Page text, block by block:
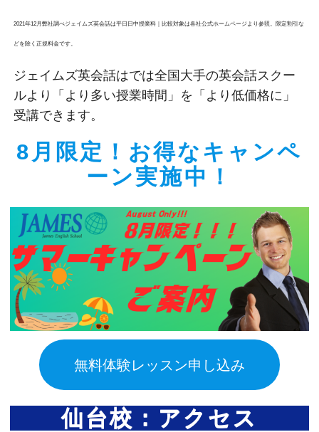
2021年12月弊社調べジェイムズ英会話は平日日中授業料｜比較対象は各社公式ホームページより参照。限定割引な
どを除く正規料金です。
ジェイムズ英会話はでは全国大手の英会話スクー
ルより「より多い授業時間」を「より低価格に」
受講できます。
8月限定！お得なキャンペ
ーン実施中！
無料体験レッスン申し込み
仙台校：アクセス